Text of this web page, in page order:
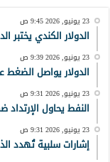
23 يونيو, 2026 9:45 ص
الدولار الكندي يختبر الدعم
23 يونيو, 2026 9:39 ص
الدولار يواصل الضغط على
23 يونيو, 2026 9:31 ص
النفط يحاول الإرتداد ضمن
23 يونيو, 2026 9:31 ص
إشارات سلبية تُهدد الذهب